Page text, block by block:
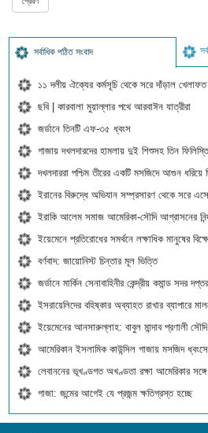
সর্বাধিক পঠিত সংবাদ
১১ দলীয় ঐক্যের কর্মসূচি থেকে সরে দাঁড়াল
ছবি | কারবালা মুয়াল্লার পথে আরবাঈন যাত্রীরা
জর্ডানে তিনটি এফ-৩৫ ধ্বংস
গাজায় দখলদারদের হামলায় দুই শিশুসহ তিন
দখলদাররা পশ্চিম তীরের একটি মসজিদে আগুন ধরিয়ে
ইরানের বিরুদ্ধে অভিযান সম্প্রসারণ থেকে সরে
ইরাকি আলেম সমাজ আমেরিকা-সৌদি আগ্রাসনের
ইয়েমেনে প্রতিরোধের সমর্থনে লক্ষাধিক মানুষের
বর্ণবাদ: জায়োনিস্ট চিন্তার মূল ভিত্তি
জর্ডানে মার্কিন সেনাবাহিনীর কেন্দ্রীয় কমান্ড সদর
ইসরায়েলিদের বহিষ্কার অব্যাহত রাখার ব্যাপারে
ইয়েমেনের আনসারুল্লাহ: বাবুল মান্দাব প্রণালী
আমেরিকান ইসলামিক কাউন্সিল গাজায় মসজিদ ধ্বংসের
লেবাননের ভূখণ্ডগত অখণ্ডতা রক্ষা আমেরিকার সঙ্গে
গাজা: জন্মের আগেই যে প্রজন্ম ক্ষতিগ্রস্ত হচ্ছে